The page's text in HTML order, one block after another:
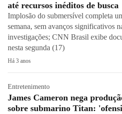
até recursos inéditos de busca
Implosão do submersível completa
semana, sem avanços significativos
investigações; CNN Brasil exibe
nesta segunda (17)
Há 3 anos
Entretenimento
James Cameron nega
sobre submarino Titan: